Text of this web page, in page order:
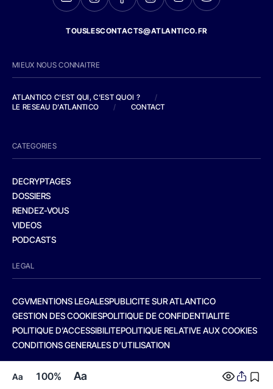
Aa 100% Aa
TOUSLESCONTACTS@ATLANTICO.FR
MIEUX NOUS CONNAITRE
ATLANTICO C'EST QUI, C'EST QUOI ?
/
LE RESEAU D'ATLANTICO
/ CONTACT
CATEGORIES
DECRYPTAGES
DOSSIERS
RENDEZ-VOUS
VIDEOS
PODCASTS
LEGAL
CGVMENTIONS LEGALESPUBLICITE SUR ATLANTICO
GESTION DES COOKIESPOLITIQUE DE CONFIDENTIALITE
POLITIQUE D’ACCESSIBILITEPOLITIQUE RELATIVE AUX COOKIES
CONDITIONS GENERALES D’UTILISATION